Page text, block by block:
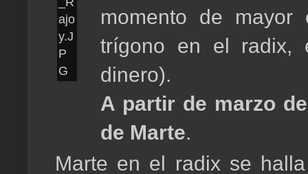
momento de mayor
trígono en el radix,
dinero).
A partir de marzo
de Marte.
Marte en el radix se